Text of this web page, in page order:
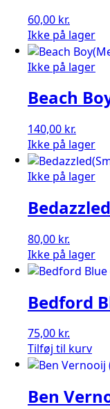
60,00 kr.
Ikke på lager
Ikke på lager
Beach
140,00 kr.
Ikke på lager
Ikke på lager
80,00 kr.
Ikke på lager
Bedford
75,00 kr.
Bedford
Blue
antal
Tilføj til kurv
Ben